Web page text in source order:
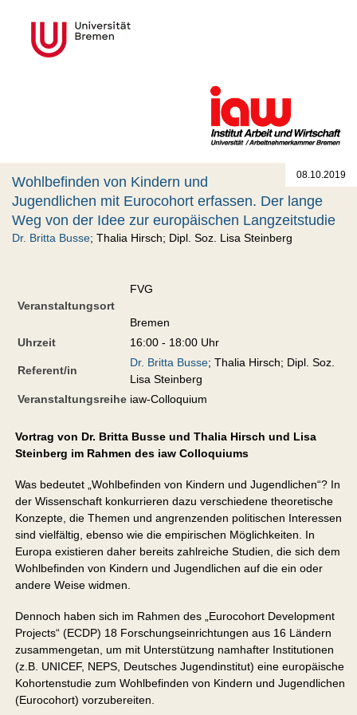
08.10.2019
Wohlbefinden von Kindern und
Jugendlichen mit Eurocohort erfassen. Der lange
Weg von der Idee zur europäischen Langzeitstudie
Dr. Britta Busse; Thalia Hirsch; Dipl. Soz. Lisa Steinberg
Veranstaltungsort
FVG
Bremen
Uhrzeit
16:00 - 18:00 Uhr
Referent/in
Dr. Britta Busse; Thalia Hirsch; Dipl. Soz.
Lisa Steinberg
Veranstaltungsreihe iaw-Colloquium
Vortrag von Dr. Britta Busse und Thalia Hirsch und Lisa
Steinberg im Rahmen des iaw Colloquiums
Was bedeutet „Wohlbefinden von Kindern und Jugendlichen“? In
der Wissenschaft konkurrieren dazu verschiedene theoretische
Konzepte, die Themen und angrenzenden politischen Interessen
sind vielfältig, ebenso wie die empirischen Möglichkeiten. In
Europa existieren daher bereits zahlreiche Studien, die sich dem
Wohlbefinden von Kindern und Jugendlichen auf die ein oder
andere Weise widmen.
Dennoch haben sich im Rahmen des „Eurocohort Development
Projects“ (ECDP) 18 Forschungseinrichtungen aus 16 Ländern
zusammengetan, um mit Unterstützung namhafter Institutionen
(z.B. UNICEF, NEPS, Deutsches Jugendinstitut) eine europäische
Kohortenstudie zum Wohlbefinden von Kindern und Jugendlichen
(Eurocohort) vorzubereiten.